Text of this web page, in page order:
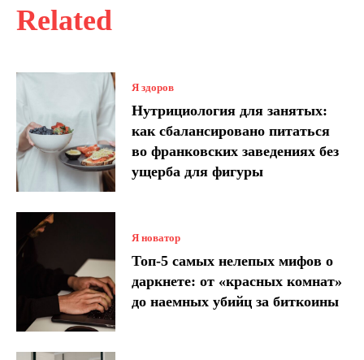
Related
Я здоров
Нутрициология для занятых:
как сбалансировано питаться
во франковских заведениях без
ущерба для фигуры
Я новатор
Топ-5 самых нелепых мифов о
даркнете: от «красных комнат»
до наемных убийц за биткоины